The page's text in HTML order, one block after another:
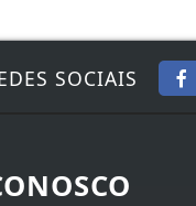
SOCIAIS